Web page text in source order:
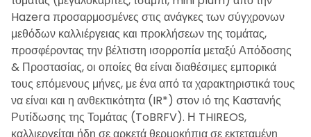
Hazera προσαρμοσμένες στις ανάγκες των σύγχρονων
μεθόδων καλλιέργειας και προκλήσεων της τομάτας,
προσφέροντας την βέλτιστη ισορροπία μεταξύ Απόδοσης
& Προστασίας, οι οποίες θα είναι διαθέσιμες εμπορικά
τους επόμενους μήνες, με ένα από τα χαρακτηριστικά τους
να είναι και η ανθεκτικότητα (IR*) στον ιό της Καστανής
Ρυτίδωσης της Τομάτας (ToBRFV). Η THIREOS,